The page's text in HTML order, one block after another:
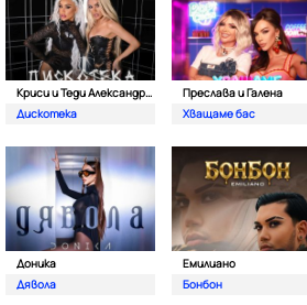
Криси и Теди Александрова
Дискотека
Преслава и Галена
Хващаме бас
Доника
Дявола
Емилиано
Бонбон